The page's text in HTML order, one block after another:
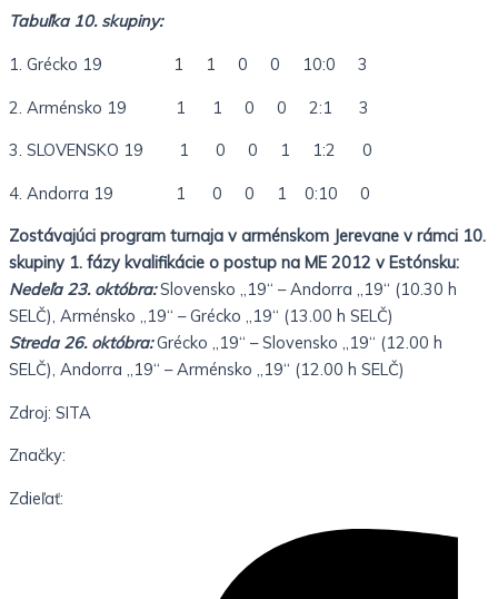
Tabuľka 10. skupiny:
1. Grécko 19 1 1 0 0 10:0 3
2. Arménsko 19 1 1 0 0 2:1 3
3. SLOVENSKO 19 1 0 0 1 1:2 0
4. Andorra 19 1 0 0 1 0:10 0
Zostávajúci program turnaja v arménskom Jerevane v rámci 10.
skupiny 1. fázy kvalifikácie o postup na ME 2012 v Estónsku:
Nedeľa 23. októbra:Slovensko „19“ – Andorra „19“ (10.30 h
SELČ), Arménsko „19“ – Grécko „19“ (13.00 h SELČ)
Streda 26. októbra:Grécko „19“ – Slovensko „19“ (12.00 h
SELČ), Andorra „19“ – Arménsko „19“ (12.00 h SELČ)
Zdroj: SITA
Značky:
Zdieľať: